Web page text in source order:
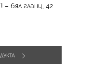
– бял гланц, 42